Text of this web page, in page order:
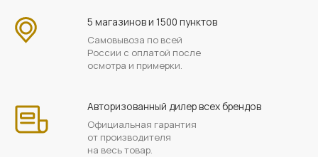
5 магазинов и 1500 пунктов
Самовывоза по всей
России с оплатой после
осмотра и примерки.
Авторизованный дилер всех брендов
Официальная гарантия
от производителя
на весь товар.